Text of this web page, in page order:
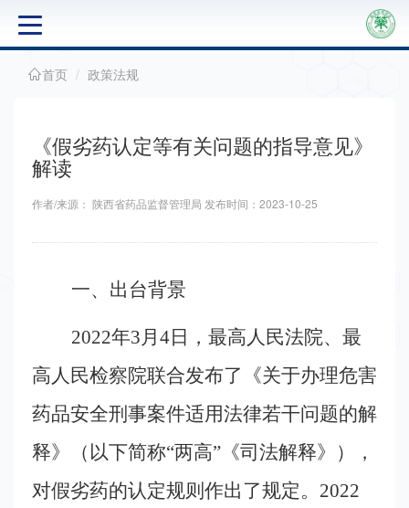
首页 政策法规
《假劣药认定等有关问题的指导意见》
解读
作者/来源： 陕西省药品监督管理局 发布时间：2023-10-25
一、出台背景
2022年3月 4日，最高人民法院、最
高人民检察院联合发布了《关于办理危害
药品安全刑事案件适用法律若干问题的解
释》（以下简称“两高” 《司法解释》），
对假劣药的认定规则作出了规定。 2022